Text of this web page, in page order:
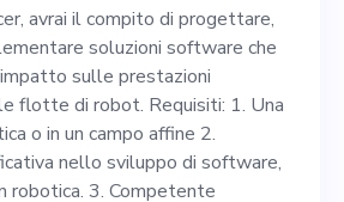
e implementare
che
forte impatto
avrai il compito di progettare,
soluzioni software che
sulle prestazioni
flotte di robot. Requisiti: 1. Una
o in un campo affine 2.
nello sviluppo di software,
robotica. 3. Competente